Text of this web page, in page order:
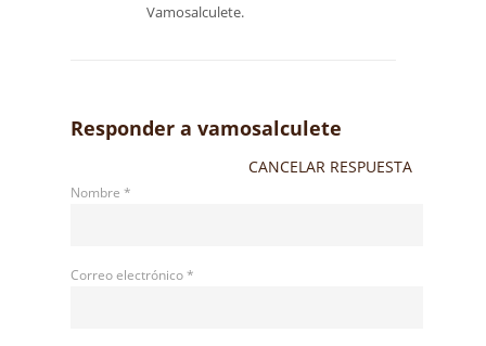
Vamosalculete.
Responder a vamosalculete
CANCELAR RESPUESTA
Nombre *
Correo electrónico*